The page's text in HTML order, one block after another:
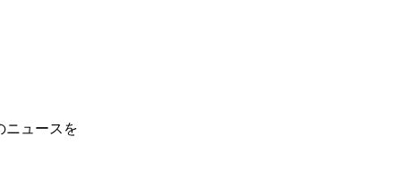
ニュースを